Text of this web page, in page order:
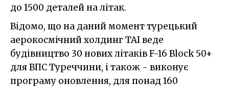
до 1500 деталей на літак.
Відомо, що на даний момент турецький
аерокосмічний холдинг TAI веде
будівництво 30 нових літаків F-16 Block 50+
для ВПС Туреччини, і також - виконує
програму оновлення, для понад 160